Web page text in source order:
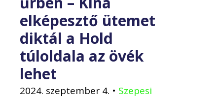
elképesztő ütemet
diktál a Hold
túloldala az övék
lehet
2024. szeptember 4. • Szepesi